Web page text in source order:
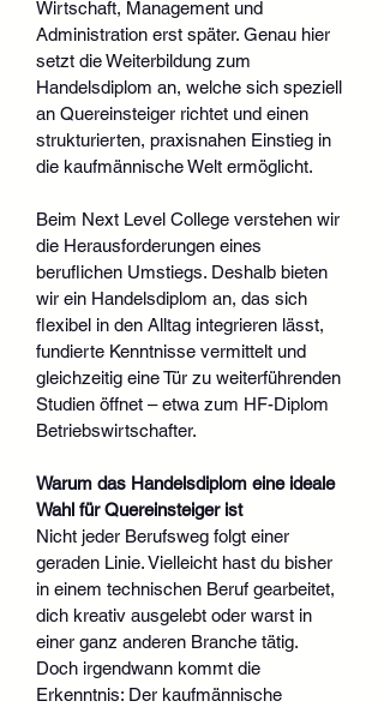
Wirtschaft, Management und
Administration erst später. Genau hier
setzt die Weiterbildung zum
Handelsdiplom an, welche sich speziell
an Quereinsteiger richtet und einen
strukturierten, praxisnahen Einstieg in
die kaufmännische Welt ermöglicht.
Beim Next Level College verstehen wir
die Herausforderungen eines
beruflichen Umstiegs. Deshalb bieten
wir ein Handelsdiplom an, das sich
flexibel in den Alltag integrieren lässt,
fundierte Kenntnisse vermittelt und
gleichzeitig eine Tür zu weiterführenden
Studien öffnet – etwa zum HF-Diplom
Betriebswirtschafter.
Warum das Handelsdiplom eine ideale
Wahl für Quereinsteiger ist
Nicht jeder Berufsweg folgt einer
geraden Linie. Vielleicht hast du bisher
in einem technischen Beruf gearbeitet,
dich kreativ ausgelebt oder warst in
einer ganz anderen Branche tätig.
Doch irgendwann kommt die
Erkenntnis: Der kaufmännische